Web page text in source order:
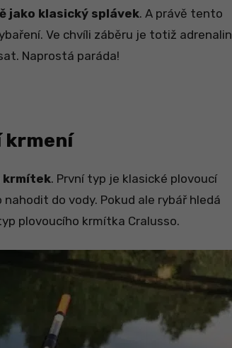
jako klasický splávek. A právě tento
Ve chvíli záběru je totiž adrenalin
Naprostá paráda!
krmení
krmítek. První typ je klasické plovoucí
do vody. Pokud ale rybář hledá
plovoucího krmítka Cralusso.